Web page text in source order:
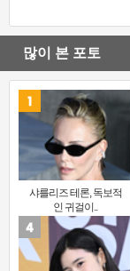
많이 본 포토
샤를리즈 테론, 독보적
인 귀걸이..